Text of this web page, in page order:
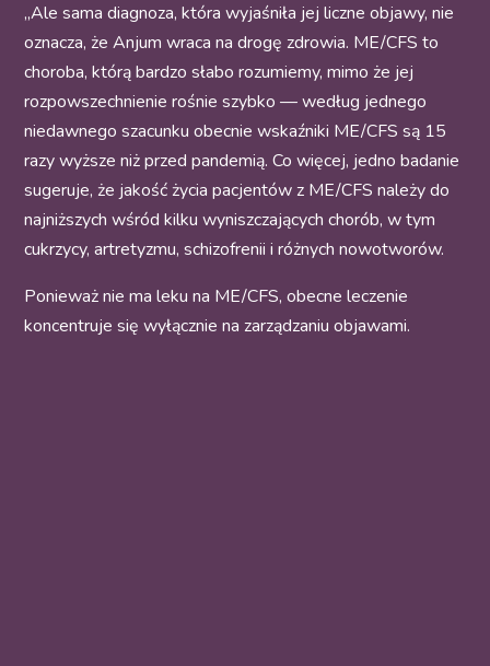
„Ale sama diagnoza, która wyjaśniła jej liczne objawy, nie
oznacza, że Anjum wraca na drogę zdrowia. ME/CFS to
choroba, którą bardzo słabo rozumiemy, mimo że jej
rozpowszechnienie rośnie szybko — według jednego
niedawnego szacunku obecnie wskaźniki ME/CFS są 15
razy wyższe niż przed pandemią. Co więcej, jedno badanie
sugeruje, że jakość życia pacjentów z ME/CFS należy do
najniższych wśród kilku wyniszczających chorób, w tym
cukrzycy, artretyzmu, schizofrenii i różnych nowotworów.
Ponieważ nie ma leku na ME/CFS, obecne leczenie
koncentruje się wyłącznie na zarządzaniu objawami.